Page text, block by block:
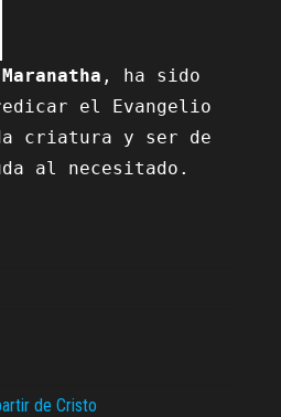
, ha sido
el Evangelio
criatura y ser de
al necesitado.
de Cristo